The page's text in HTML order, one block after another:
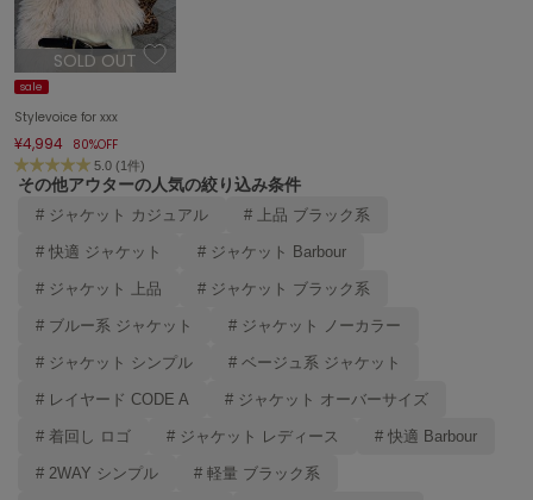
emmi
エミ
emmi atelier
エミ アトリエ
emmi yoga
エミヨガ
エトレトウキョウ
アイ
FILA
FRAY I.D
SOLD OUT
sale
Stylevoice for xxx
¥4,994 80%OFF
5.0 (1件)
その他アウターの人気の絞り込み条件
# ジャケット カジュアル # 上品 ブラック系
# 快適 ジャケット # ジャケット Barbour
# ジャケット 上品 # ジャケット ブラック系
# ブルー系 ジャケット # ジャケット ノーカラー
# ジャケット シンプル # ベージュ系 ジャケット
# レイヤード CODE A # ジャケット オーバーサイズ
# 着回し ロゴ # ジャケット レディース # 快適 Barbour
# 2WAY シンプル # 軽量 ブラック系